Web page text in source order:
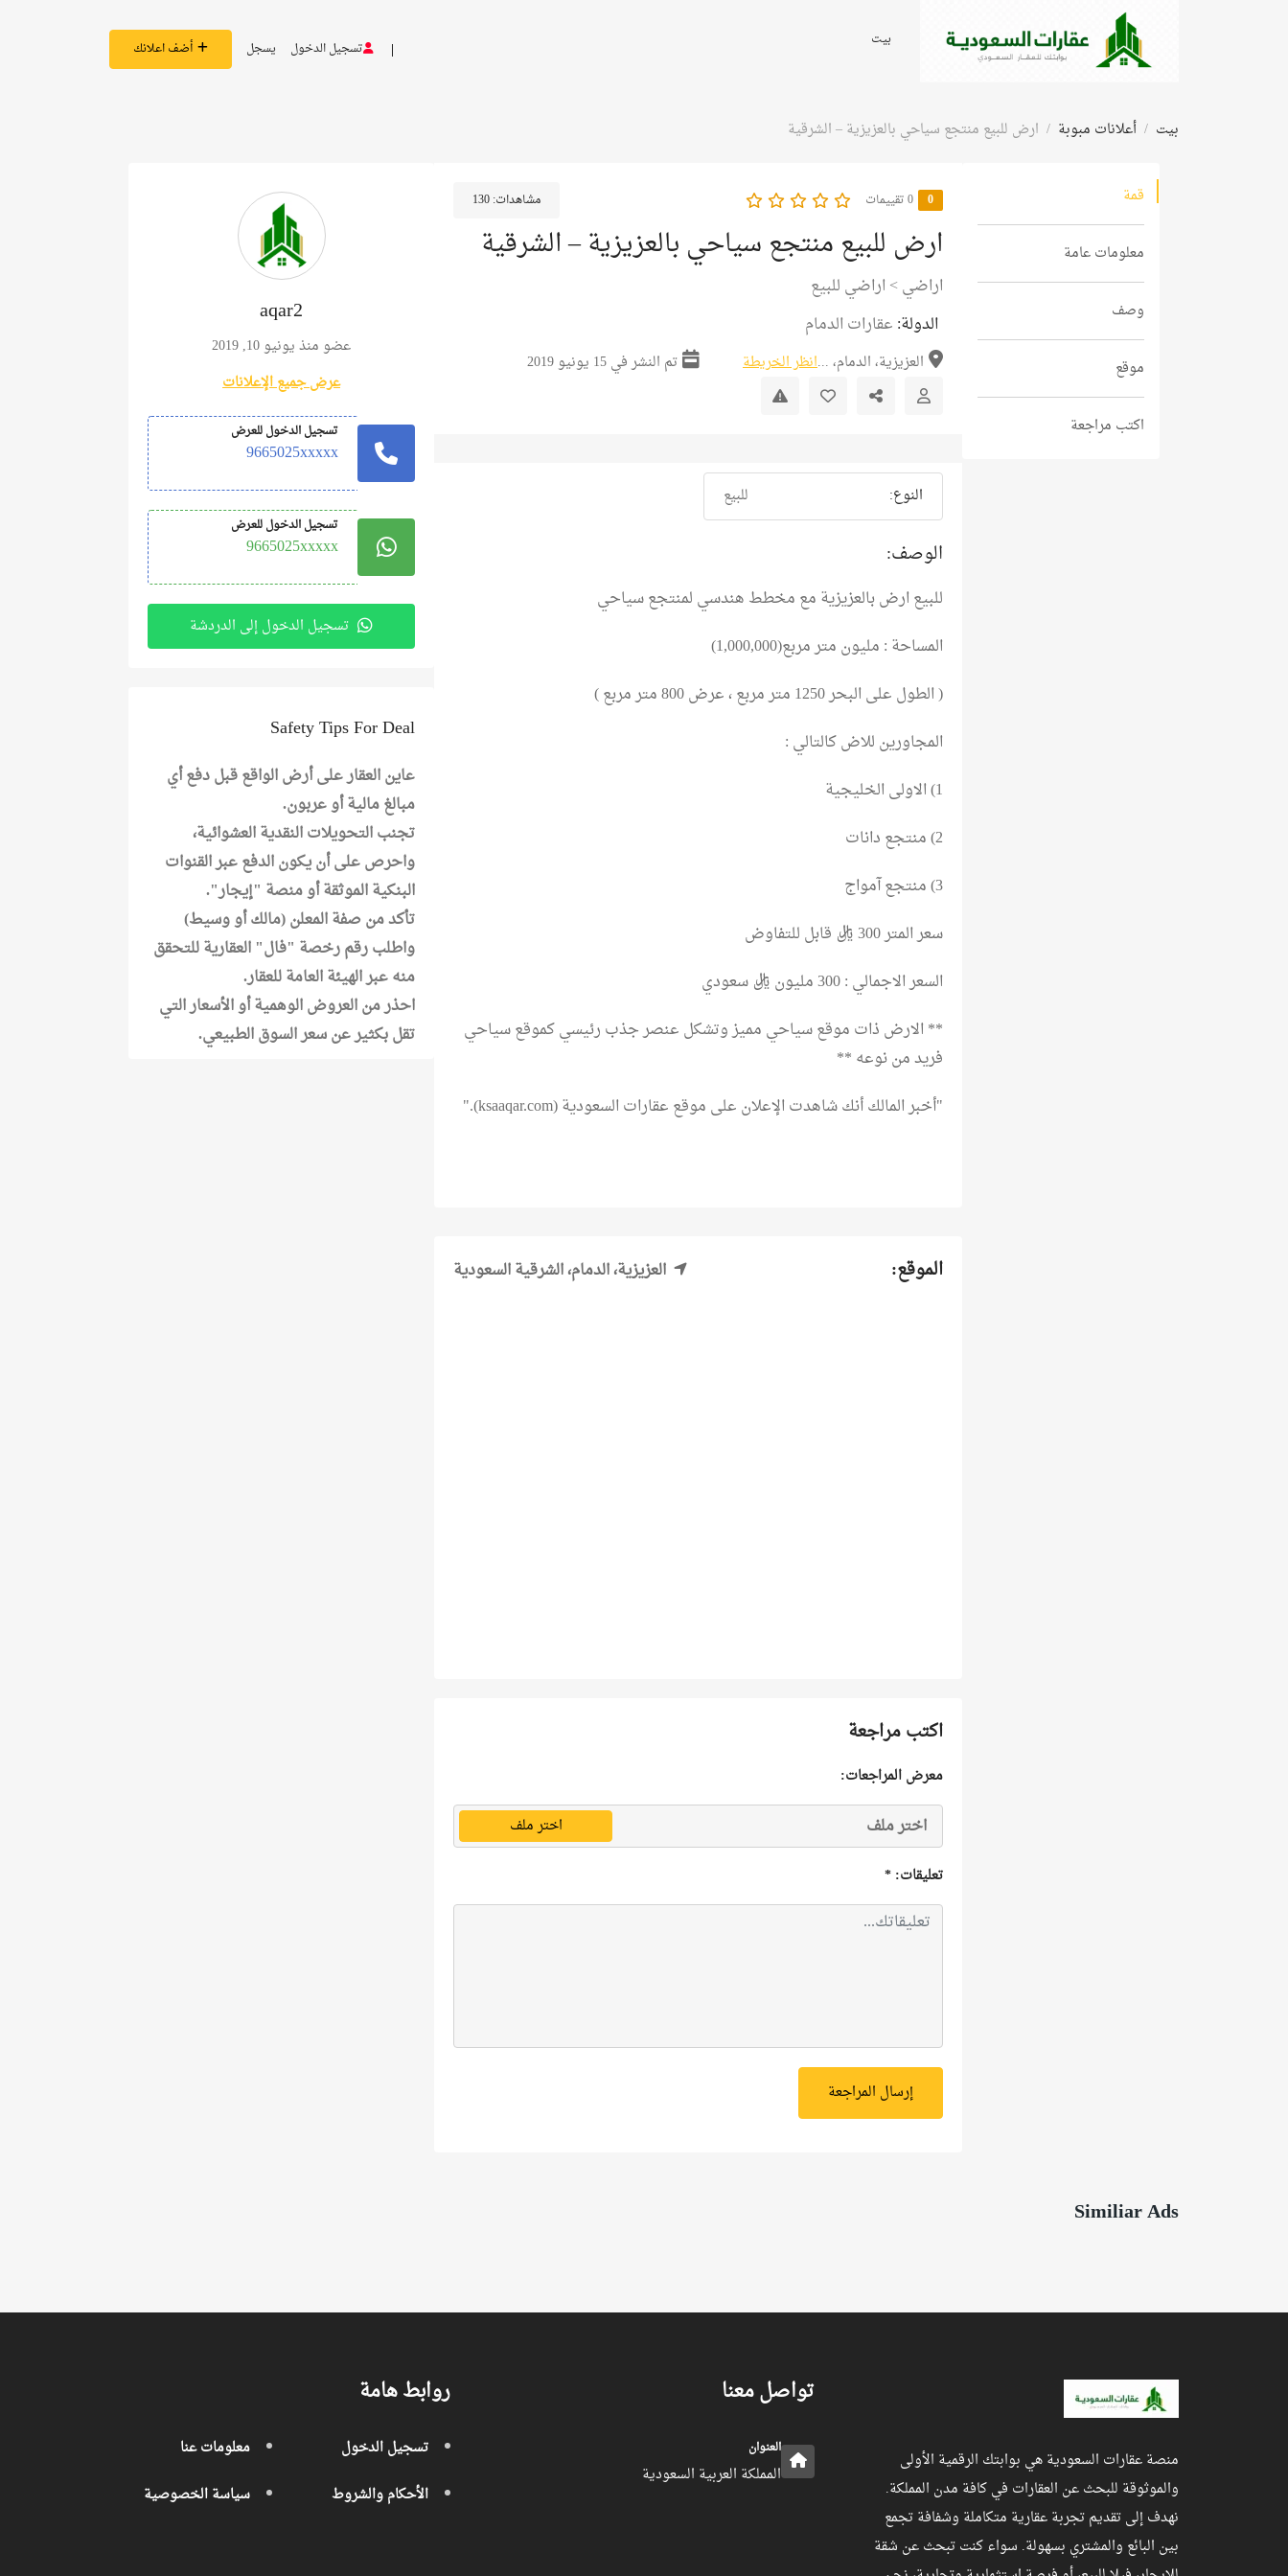
بيت تسجيل الدخول يسجل أضف اعلانك
بيت أعلانات مبوبة ارض للبيع منتجع سياحي بالعزيزية – الشرقية
قمة
معلومات عامة
وصف
موقع
اكتب مراجعة
0 ‫0 تقييمات مشاهدات:130
ارض للبيع منتجع سياحي بالعزيزية – الشرقية
اراضي> اراضي للبيع
الدولة: عقارات الدمام
العزيزية، الدمام، ...انظر الخريطة تم النشر في 15 يونيو 2019
النوع: للبيع
الوصف:
للبيع ارض بالعزيزية مع مخطط هندسي لمنتجع سياحي
المساحة : مليون متر مربع(1,000,000)
( الطول على البحر 1250 متر مربع ، عرض 800 متر مربع )
المجاورين للاض كالتالي :
1) الاولى الخليجية
2) منتجع دانات
3) منتجع آمواج
سعر المتر 300 ريال قابل للتفاوض
السعر الاجمالي : 300 مليون ريال سعودي
** الارض ذات موقع سياحي مميز وتشكل عنصر جذب رئيسي كموقع سياحي
فريد من نوعه **
"أخبر المالك أنك شاهدت الإعلان على موقع عقارات السعودية (ksaaqar.com) ."
الموقع: العزيزية، الدمام، الشرقية السعودية
اكتب مراجعة
معرض المراجعات:
اختر ملف
اختر ملف
تعليقات:*
إرسال المراجعة
aqar2
عضو منذ يونيو 10, 2019
عرض جميع الإعلانات
تسجيل الدخول للعرض
9665025xxxxx
تسجيل الدخول للعرض
9665025xxxxx
تسجيل الدخول إلى الدردشة
Safety Tips For Deal
عاين العقار على أرض الواقع قبل دفع أي
مبالغ مالية أو عربون.
تجنب التحويلات النقدية العشوائية،
واحرص على أن يكون الدفع عبر القنوات
البنكية الموثقة أو منصة "إيجار".
تأكد من صفة المعلن (مالك أو وسيط)
واطلب رقم رخصة "فال" العقارية للتحقق
منه عبر الهيئة العامة للعقار.
احذر من العروض الوهمية أو الأسعار التي
تقل بكثير عن سعر السوق الطبيعي.
Similiar Ads
منصة عقارات السعودية هي بوابتك الرقمية الأولى
والموثوقة للبحث عن العقارات في كافة مدن المملكة.
نهدف إلى تقديم تجربة عقارية متكاملة وشفافة تجمع
بين البائع والمشتري بسهولة. سواء كنت تبحث عن شقة
تواصل معنا
العنوان
المملكة العربية السعودية
روابط هامة
تسجيل الدخول
الأحكام والشروط
معلومات عنا
سياسة الخصوصية